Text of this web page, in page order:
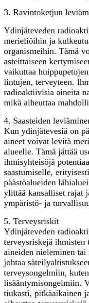
3. Ravintoketjun
Ydinjäteveden
merieliöihin ja
organismeihin. Tämä
asteittaiseen
vaikuttaa
lintujen, terveyteen.
radioaktiivisia aineita
mikä aiheuttaa
4. Saasteiden
Kun ydinjätevesiä on
aineet voivat levitä
alueelle. Tämä jättää
ihmisyhteisöjä
saastumiselle,
päästöalueiden
ylittää kansalliset rajat
ympäristö- ja
5. Terveysriskit
Ydinjäteveden
terveysriskejä
aineiden nieleminen
johtaa
terveysongelmiin,
lisääntymisongelmiin.
tiukasti, pitkäaikainen